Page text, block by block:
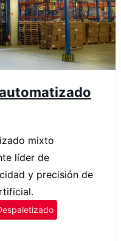
mixto
líder de
y precisión de